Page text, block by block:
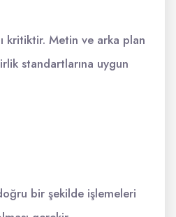
kritiktir. Metin ve arka plan
standartlarına uygun
bir şekilde işlemeleri